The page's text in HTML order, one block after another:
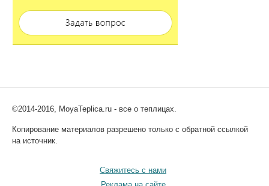
©2014-2016, MoyaTeplica.ru - все о теплицах.
Копирование материалов разрешено только с обратной ссылкой
на источник.
Свяжитесь с нами